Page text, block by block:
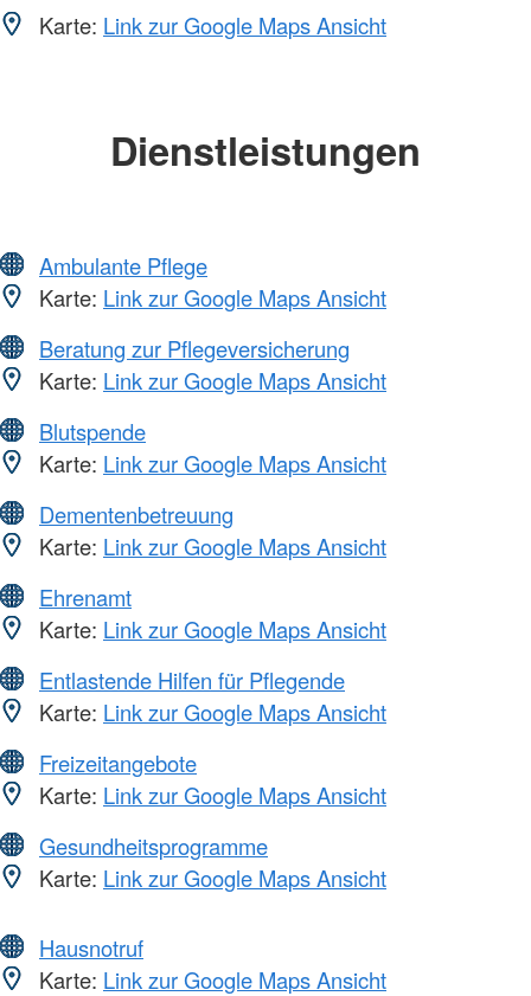
Karte: Link zur Google Maps Ansicht
Dienstleistungen
Ambulante Pflege
Karte: Link zur Google Maps Ansicht
Beratung zur Pflegeversicherung
Karte: Link zur Google Maps Ansicht
Blutspende
Karte: Link zur Google Maps Ansicht
Dementenbetreuung
Karte: Link zur Google Maps Ansicht
Ehrenamt
Karte: Link zur Google Maps Ansicht
Entlastende Hilfen für Pflegende
Karte: Link zur Google Maps Ansicht
Freizeitangebote
Karte: Link zur Google Maps Ansicht
Gesundheitsprogramme
Karte: Link zur Google Maps Ansicht
Hausnotruf
Karte: Link zur Google Maps Ansicht